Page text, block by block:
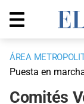
ÁREA
Puesta en
Comités